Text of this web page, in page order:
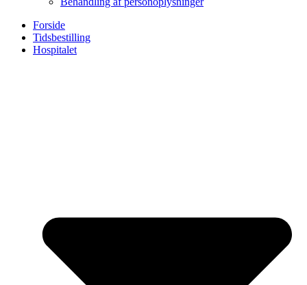
Forside
Tidsbestilling
Hospitalet